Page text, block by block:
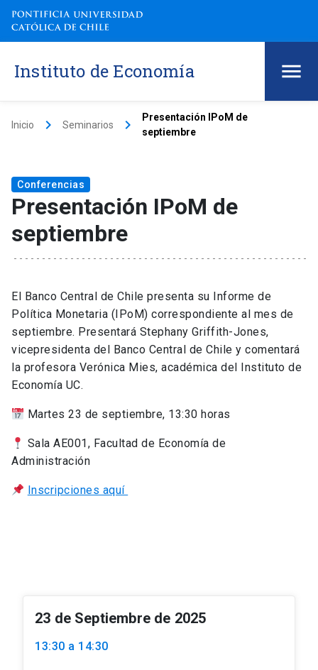
Instituto de Economía
Inicio keyboard_arrow_right Seminarios keyboard_arrow_right
Presentación IPoM de
septiembre
Conferencias
Presentación IPoM de
septiembre
El Banco Central de Chile presenta su Informe de
Política Monetaria (IPoM) correspondiente al mes de
septiembre. Presentará Stephany Griffith-Jones,
vicepresidenta del Banco Central de Chile y comentará
la profesora Verónica Mies, académica del Instituto de
Economía UC.
Martes 23 de septiembre, 13:30 horas
Sala AE001, Facultad de Economía de
Administración
Inscripciones aquí
23 de Septiembre de 2025
13:30 a 14:30